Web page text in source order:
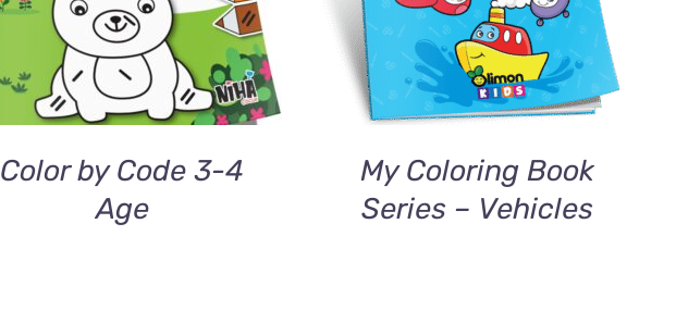
Color by Code 3-4
Age
My Coloring Book
Series – Vehicles